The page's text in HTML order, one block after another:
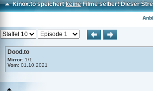
Kinox.to speichertkeineFilme selber! Dieser
Dood.to
Mirror: 1/1
Vom: 01.10.2021